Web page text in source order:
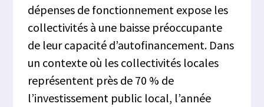
dépenses de fonctionnement expose les
collectivités à une baisse préoccupante
de leur capacité d’autofinancement. Dans
un contexte où les collectivités locales
représentent près de 70 % de
l’investissement public local, l’année